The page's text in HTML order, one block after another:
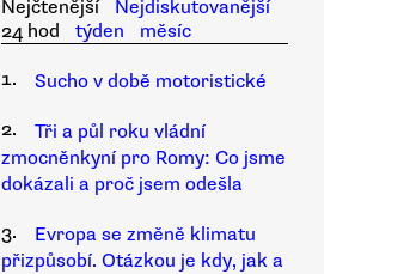
Nejčtenější
Nejdiskutovanější
24 hod
týden
měsíc
1.
Sucho v době motoristické
2.
Tři a půl roku vládní
zmocněnkyní pro Romy: Co jsme
dokázali a proč jsem odešla
3.
Evropa se změně klimatu
přizpůsobí. Otázkou je kdy, jak a